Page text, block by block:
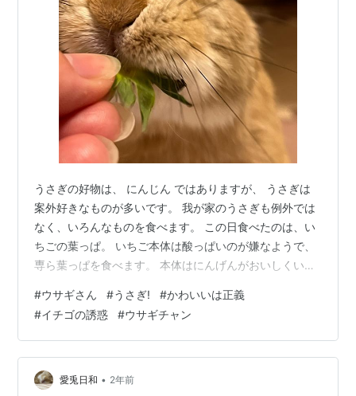
うさぎの好物は、 にんじん ではありますが、 うさぎは
案外好きなものが多いです。 我が家のうさぎも例外では
なく、いろんなものを食べます。 この日食べたのは、い
ちごの葉っぱ。 いちご本体は酸っぱいのが嫌なようで、
専ら葉っぱを食べます。 本体はにんげんがおいしくいた
す。 春は毎年一緒にいちごを楽しみます。 うさぎとにん
げんが一緒に、そして同じおやつを食べられるのは、す
ごく幸せなひととき。 いつまでもこの幸せが続くといい
な。
#ウサギさん #うさぎ! #かわいいは正義
#イチゴの誘惑 #ウサギチャン
愛兎日和 • 2年前